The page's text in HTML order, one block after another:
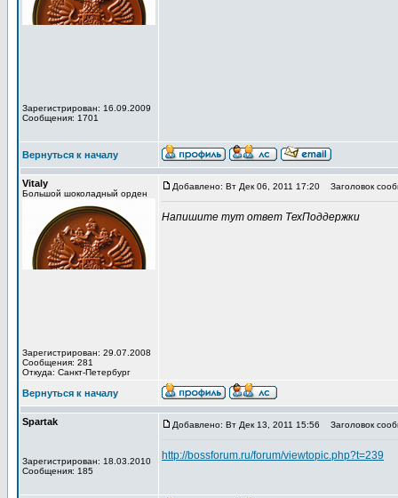
Зарегистрирован: 16.09.2009
Сообщения: 1701
Вернуться к началу
Vitaly
Большой шоколадный орден
Зарегистрирован: 29.07.2008
Сообщения: 281
Откуда: Санкт-Петербург
Добавлено: Вт Дек 06, 2011 17:20 Заголовок
Напишите тут ответ ТехПоддержки
Вернуться к началу
Spartak
Зарегистрирован: 18.03.2010
Сообщения: 185
Добавлено: Вт Дек 13, 2011 15:56 Заголовок
http://bossforum.ru/forum/viewtopic.php?t=239